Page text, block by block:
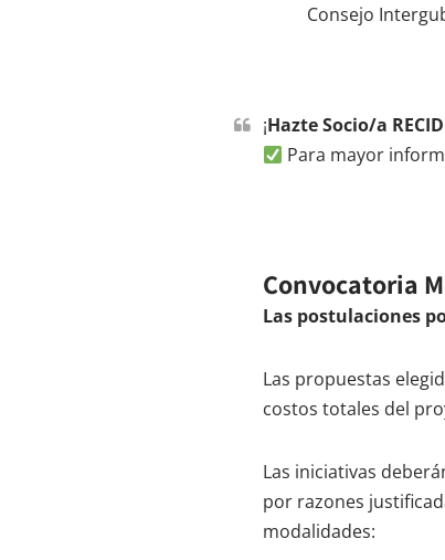
Consejo
¡Hazte Socio/a
Para mayor
Convocatoria
Las postulaciones
Las propuestas
costos totales del
Las iniciativas
por razones
modalidades: